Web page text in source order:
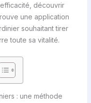
découvrir
une application
souhaitant tirer
toute sa vitalité.
: une méthode